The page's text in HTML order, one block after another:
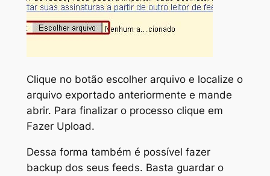
Clique no botão escolher arquivoe localize o
arquivo exportado anteriormente e mande
abrir. Para finalizar o processo clique em
Fazer Upload.
Dessa forma também é possível fazer
backup dos seus feeds. Basta guardar o